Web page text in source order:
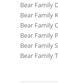
Bear Family
Bear Family
Bear Family
Bear Family
Bear Family
Bear Family